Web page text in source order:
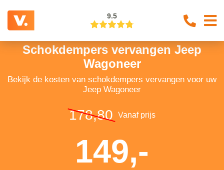
9.5
Schokdempers vervangen Jeep
Wagoneer
Bekijk de kosten van schokdempers vervangen voor uw
Jeep Wagoneer
178,80 Vanaf prijs
149,-